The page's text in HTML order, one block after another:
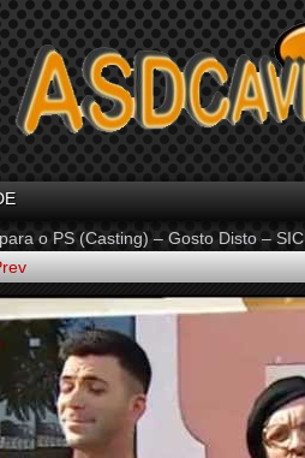
o PS (Casting) – Gosto Disto – SIC